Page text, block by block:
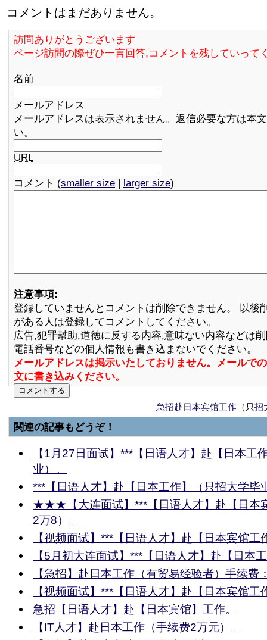
コメントはまだありません。
訪問ありがとうございます
ページ訪問の際ぜひ一言回答,コメントを残していって
名前
メールアドレス
メールアドレスは表示されません。返信必要な方は本
い。
URL
コメント (smaller size | larger size)
注意事項:
登録していませんとコメントは削除できません。 以後
がある人は登録してコメントしてください。
広告,犯罪幇助,道徳に反する内容,意味ない内容などは
電話番号などの個人情報も書き込まないでください。
メールアドレスは掲示いたしておりません。メールで
文に書き込みください。
急招赴日本宾馆工作（只
関連の記事もどうぞ！
【1月27日面试】***【日语人才】赴【日本工
业）。
***【日语人才】赴【日本工作】（只招大学毕
★★★【大连面试】***【日语人才】赴【日本
2万8）。
【视频面试】***【日语人才】赴【日本宾馆工
【5月初大连面试】***【日语人才】赴【日本
【急招】赴日本工作（有贸易经验者）手续费
【视频面试】***【日语人才】赴【日本宾馆工
急招【日语人才】赴【日本宾馆】工作。
【IT人才】赴日本工作（手续费2万元）。